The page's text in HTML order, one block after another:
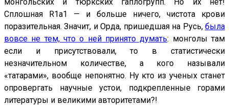
монгольских и тюркских гаплогрупп. Но их нет!
Сплошная R1a1 — и больше ничего, чистота крови
поразительная. Значит, и Орда, пришедшая на Русь, была
вовсе не тем, что о ней принято думать: монголы там
если и присутствовали, то в статистически
незначительном количестве, а кого называли
«татарами», вообще непонятно. Ну кто из ученых станет
опровергать научные устои, подкрепленные горами
литературы и великими авторитетами?!